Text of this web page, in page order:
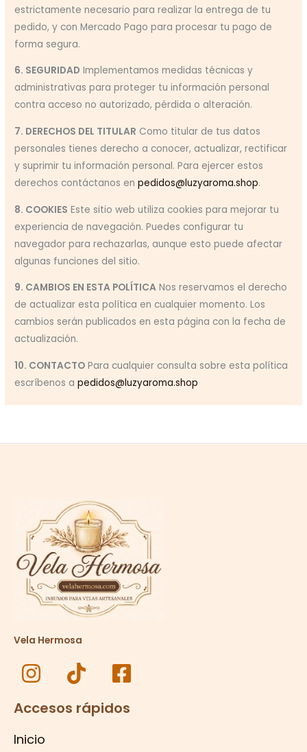
estrictamente necesario para realizar la entrega de tu
pedido, y con Mercado Pago para procesar tu pago de
forma segura.
6. SEGURIDAD Implementamos medidas técnicas y
administrativas para proteger tu información personal
contra acceso no autorizado, pérdida o alteración.
7. DERECHOS DEL TITULAR Como titular de tus datos
personales tienes derecho a conocer, actualizar, rectificar
y suprimir tu información personal. Para ejercer estos
derechos contáctanos enpedidos@luzyaroma.shop.
8. COOKIES Este sitio web utiliza cookies para mejorar tu
experiencia de navegación. Puedes configurar tu
navegador para rechazarlas, aunque esto puede afectar
algunas funciones del sitio.
9. CAMBIOS EN ESTA POLÍTICA Nos reservamos el derecho
de actualizar esta política en cualquier momento. Los
cambios serán publicados en esta página con la fecha de
actualización.
10. CONTACTO Para cualquier consulta sobre esta política
escríbenos apedidos@luzyaroma.shop
Vela Hermosa
Accesos rápidos
Inicio